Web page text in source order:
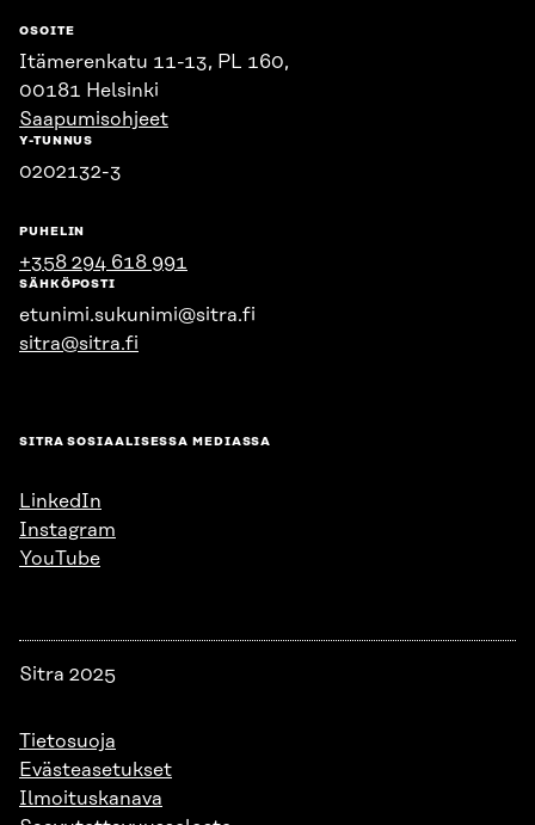
OSOITE
Itämerenkatu 11-13, PL 160,
00181 Helsinki
Saapumisohjeet
Y-TUNNUS
0202132-3
PUHELIN
+358 294 618 991
SÄHKÖPOSTI
etunimi.sukunimi@sitra.fi
sitra@sitra.fi
SITRA SOSIAALISESSA MEDIASSA
LinkedIn
Instagram
YouTube
Sitra 2025
Tietosuoja
Evästeasetukset
Ilmoituskanava